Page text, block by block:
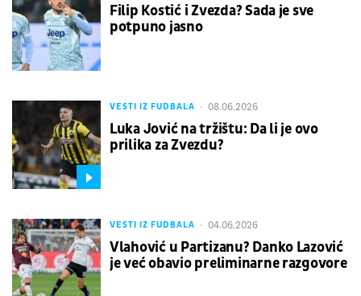
Filip Kostić i Zvezda? Sada je sve
potpuno jasno
VESTI IZ FUDBALA 08.06.2026
Luka Jović na tržištu: Da li je ovo
prilika za Zvezdu?
VESTI IZ FUDBALA 04.06.2026
Vlahović u Partizanu? Danko Lazović
je već obavio preliminarne razgovore